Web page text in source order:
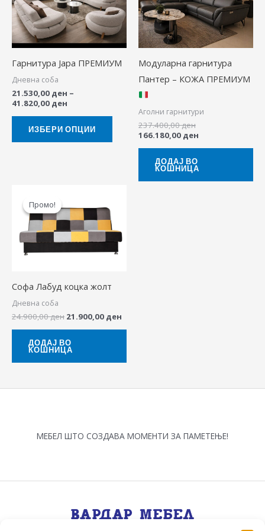
Гарнитура Јара ПРЕМИУМ
Дневна соба
21.530,00 ден –
41.820,00 ден
41.820,00 ден
ИЗБЕРИ ОПЦИИ
multiple
variants.
The
options
chosen
the
Модуларна гарнитура
Пантер – КОЖА ПРЕМИУМ
Аголни гарнитури
237.400,00ден
166.180,00 ден
ДОДАЈ ВО
КОШНИЦА
Промо!
Промо!
Софа Лабуд коцка жолт
Дневна соба
24.900,00ден
was:
24.900,00 ден.
21.900,00 ден
ДОДАЈ ВО
КОШНИЦА
МЕБЕЛ ШТО СОЗДАВА МОМЕНТИ ЗА ПАМЕТЕЊЕ!